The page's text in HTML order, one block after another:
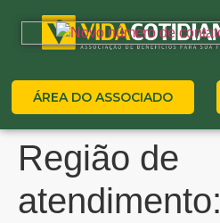
ÁREA DO ASSOCIADO
Região de
atendimento: